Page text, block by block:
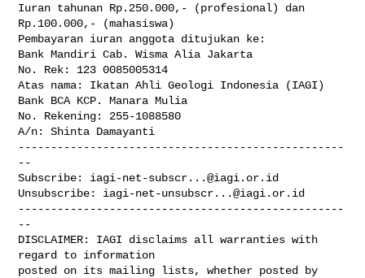
Iuran tahunan Rp.250.000,- (profesional) dan
Rp.100.000,- (mahasiswa)
Pembayaran iuran anggota ditujukan ke:
Bank Mandiri Cab. Wisma Alia Jakarta
No. Rek: 123 0085005314
Atas nama: Ikatan Ahli Geologi Indonesia (IAGI)
Bank BCA KCP. Manara Mulia
No. Rekening: 255-1088580
A/n: Shinta Damayanti
--------------------------------------------------
--
Subscribe: iagi-net-subscr...@iagi.or.id
Unsubscribe: iagi-net-unsubscr...@iagi.or.id
--------------------------------------------------
--
DISCLAIMER: IAGI disclaims all warranties with
regard to information
posted on its mailing lists, whether posted by